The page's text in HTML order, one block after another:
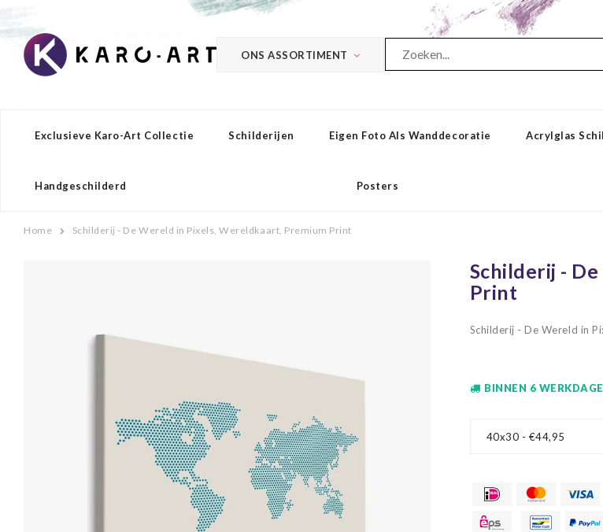
ONS ASSORTIMENT
Exclusieve Karo-Art Collectie Schilderijen Eigen Foto Als Wanddecoratie Acrylglas
Handgeschilderd Posters
Home Schilderij - De Wereld in Pixels, Wereldkaart, Premium Print
Schilderij -
Print
Schilderij - De Wereld in
BINNEN 6
40x30 - €44,95